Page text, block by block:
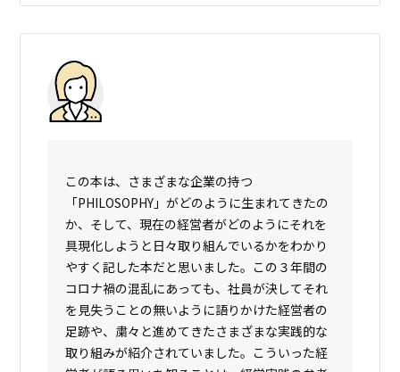
この本は、さまざまな企業の持つ
「PHILOSOPHY」がどのように生まれてきたの
か、そして、現在の経営者がどのようにそれを
具現化しようと日々取り組んでいるかをわかり
やすく記した本だと思いました。この３年間の
コロナ禍の混乱にあっても、社員が決してそれ
を見失うことの無いように語りかけた経営者の
足跡や、粛々と進めてきたさまざまな実践的な
取り組みが紹介されていました。こういった経